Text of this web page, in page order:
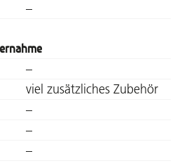
–
–
viel zusätzliches Zubehör
–
–
–